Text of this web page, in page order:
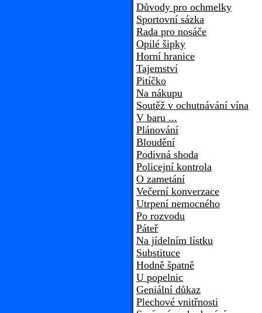
Důvody pro ochmelky
Sportovní sázka
Rada pro nosáče
Opilé šipky
Horní hranice
Tajemství
Pitíčko
Na nákupu
Soutěž v ochutnávání vína
V baru ...
Plánování
Bloudění
Podivná shoda
Policejní kontrola
O zametání
Večerní konverzace
Utrpení nemocného
Po rozvodu
Páteř
Na jídelním lístku
Substituce
Hodně špatně
U popelnic
Geniální důkaz
Plechové vnitřnosti